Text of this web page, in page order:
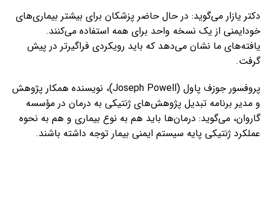
دکتر یازار می‌گوید: در حال حاضر پزشکان برای بیشتر بیماری‌های
خودایمنی از یک نسخه واحد برای همه استفاده می‌کنند.
یافته‌های ما نشان می‌دهد که باید رویکردی فراگیرتر در پیش
گرفت.
پروفسور جوزف پاول (Joseph Powell)، نویسنده همکار پژوهش
و مدیر برنامه تبدیل پژوهش‌های ژنتیکی به درمان در مؤسسه
گاروان، می‌گوید: درمان‌ها باید هم به نوع بیماری و هم به نحوه
عملکرد ژنتیکی پایه سیستم ایمنی بیمار توجه داشته باشند.